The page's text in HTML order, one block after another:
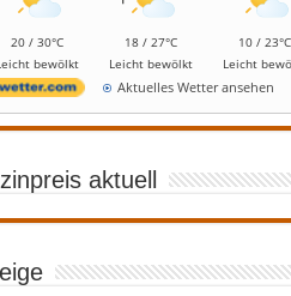
20 / 30°C
bewölkt
18 / 27°C
Leicht bewölkt
10 / 23°C
Leicht
Aktuelles Wetter ansehen
aktuell